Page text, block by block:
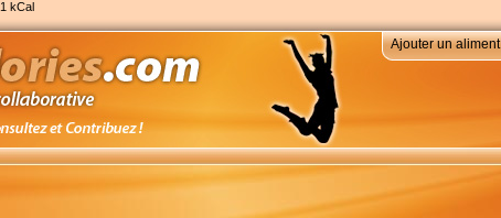
kCal
Ajouter un aliment